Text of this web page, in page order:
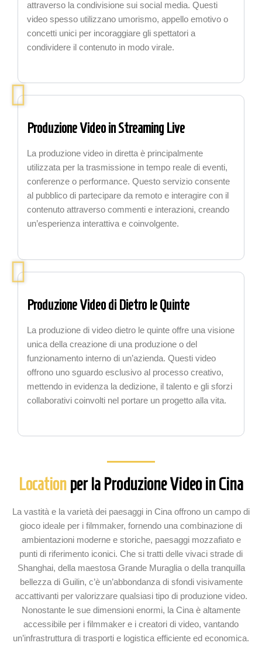
attraverso la condivisione sui social media. Questi
video spesso utilizzano umorismo, appello emotivo o
concetti unici per incoraggiare gli spettatori a
condividere il contenuto in modo virale.
Produzione Video in Streaming Live
La produzione video in diretta è principalmente
utilizzata per la trasmissione in tempo reale di eventi,
conferenze o performance. Questo servizio consente
al pubblico di partecipare da remoto e interagire con il
contenuto attraverso commenti e interazioni, creando
un’esperienza interattiva e coinvolgente.
Produzione Video di Dietro le Quinte
La produzione di video dietro le quinte offre una visione
unica della creazione di una produzione o del
funzionamento interno di un’azienda. Questi video
offrono uno sguardo esclusivo al processo creativo,
mettendo in evidenza la dedizione, il talento e gli sforzi
collaborativi coinvolti nel portare un progetto alla vita.
Location per la Produzione Video in Cina
La vastità e la varietà dei paesaggi in Cina offrono un campo di
gioco ideale per i filmmaker, fornendo una combinazione di
ambientazioni moderne e storiche, paesaggi mozzafiato e
punti di riferimento iconici. Che si tratti delle vivaci strade di
Shanghai, della maestosa Grande Muraglia o della tranquilla
bellezza di Guilin, c’è un’abbondanza di sfondi visivamente
accattivanti per valorizzare qualsiasi tipo di produzione video.
Nonostante le sue dimensioni enormi, la Cina è altamente
accessibile per i filmmaker e i creatori di video, vantando
un’infrastruttura di trasporti e logistica efficiente ed economica.